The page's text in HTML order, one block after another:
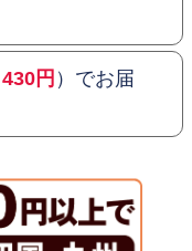
430円 ）でお届